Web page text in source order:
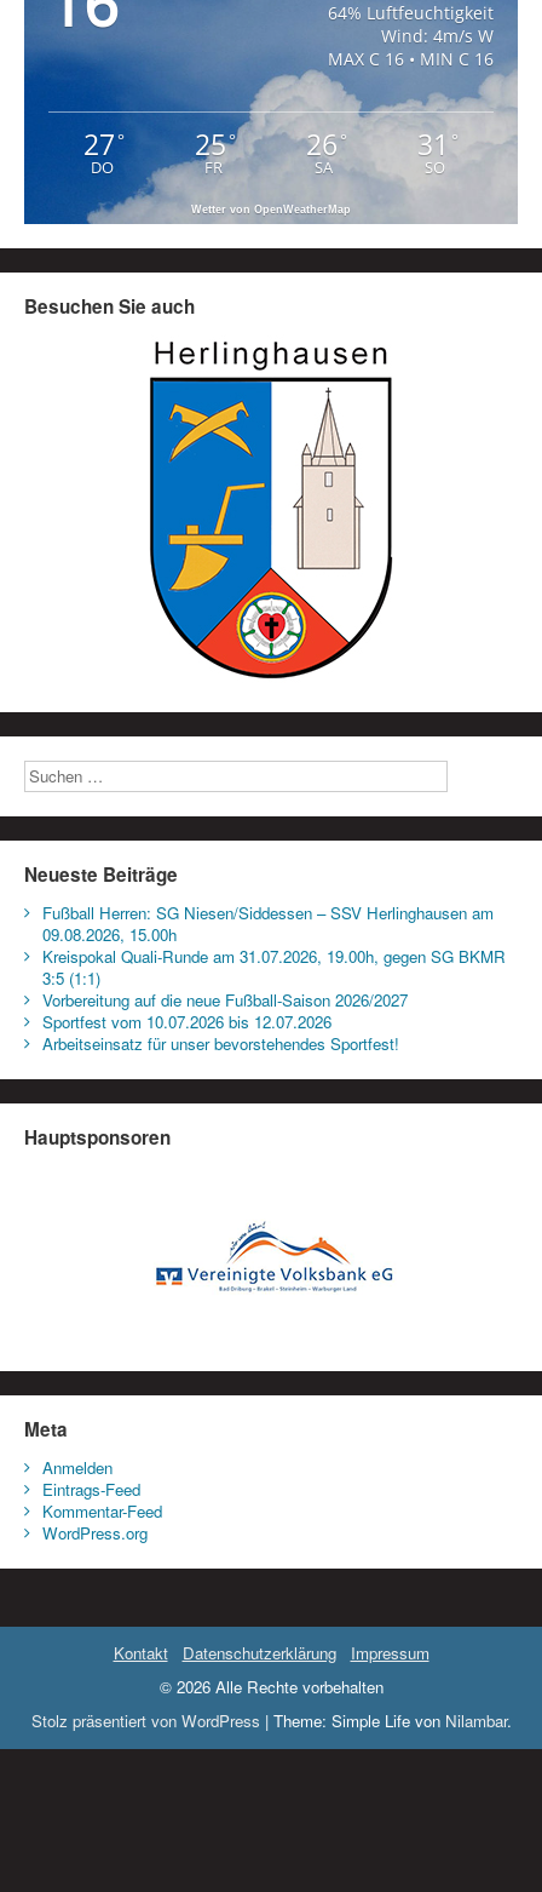
64% Luftfeuchtigkeit
Wind: 4m/s W
MAX C 16 • MIN C 16
27°
DO
25°
FR
26°
SA
31 °
SO
Wetter von OpenWeatherMap
Besuchen Sie auch
Neueste Beiträge
Fußball Herren: SG Niesen/Siddessen – SSV Herlinghausen am
09.08.2026, 15.00h
Kreispokal Quali-Runde am 31.07.2026, 19.00h, gegen SG BKMR
3:5 (1:1)
Vorbereitung auf die neue Fußball-Saison 2026/2027
Sportfest vom 10.07.2026 bis 12.07.2026
Arbeitseinsatz für unser bevorstehendes Sportfest!
Hauptsponsoren
Meta
Anmelden
Eintrags-Feed
Kommentar-Feed
WordPress.org
Kontakt Datenschutzerklärung
Impressum
© 2026 Alle Rechte vorbehalten
Stolz präsentiert von WordPress | Theme: Simple Life von Nilambar.